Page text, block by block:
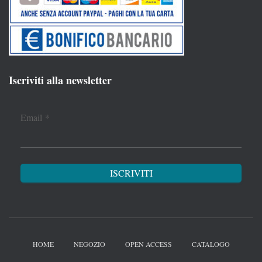
Iscriviti alla newsletter
Email *
HOME NEGOZIO OPEN ACCESS CATALOGO